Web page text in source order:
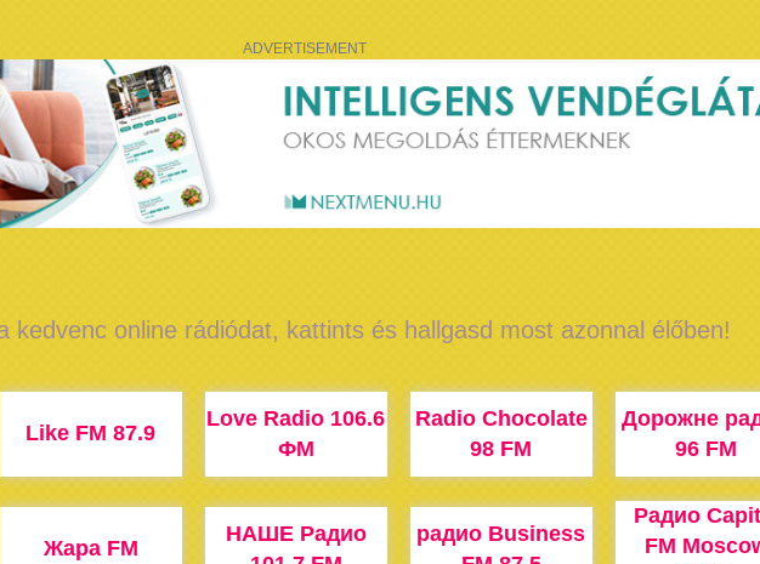
ADVERTISEMENT
kedvenc online rádiódat, kattints és hallgasd most azonnal élőben!
Like FM 87.9
Love Radio 106.6
ФМ
Radio Chocolate
98 FM
Дорожне
96 FM
Жара FM
НАШЕ Радио
радио Business
Радио
FM